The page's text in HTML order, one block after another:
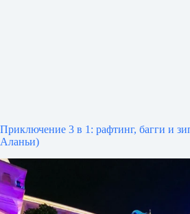
Приключение 3 в 1: рафтинг, багги и
Аланьи)